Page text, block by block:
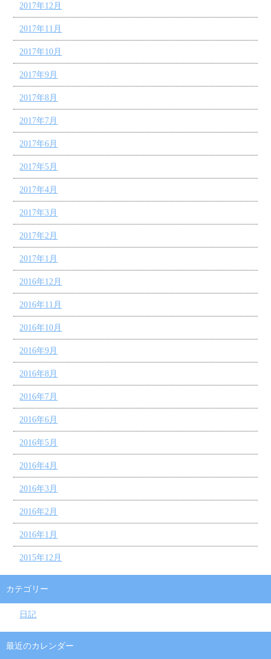
2017年12月
2017年11月
2017年10月
2017年9月
2017年8月
2017年7月
2017年6月
2017年5月
2017年4月
2017年3月
2017年2月
2017年1月
2016年12月
2016年11月
2016年10月
2016年9月
2016年8月
2016年7月
2016年6月
2016年5月
2016年4月
2016年3月
2016年2月
2016年1月
2015年12月
カテゴリー
日記
最近のカレンダー